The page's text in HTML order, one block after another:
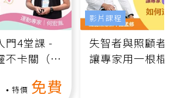
門4堂課 -
不卡關（線
特價 免費
失智者與照顧者
讓專家用一根棍
影片課程